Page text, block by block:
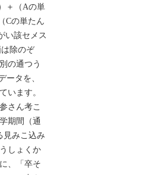
＋（Aの単
Cの単たん
い該セメス
除のぞ
の通つう
ータを、
います。
さん考こ
期間（通
見みこ込み
しょくか
、「卒そ